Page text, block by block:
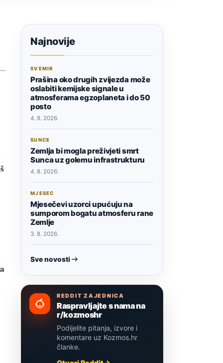
Najnovije
SVEMIR
Prašina oko drugih zvijezda može
oslabiti kemijske signale u
atmosferama egzoplaneta i do 50
posto
4. 8. 2026.
SUNCE
Zemlja bi mogla preživjeti smrt
Sunca uz golemu infrastrukturu
4. 8. 2026.
MJESEC
Mjesečevi uzorci upućuju na
sumporom bogatu atmosferu rane
Zemlje
3. 8. 2026.
Sve novosti
REDDIT ZAJEDNICA
Raspravljajte s nama na
r/kozmoshr
Podijelite pitanja, izvore i
komentare uz Kozmos.hr
članke.